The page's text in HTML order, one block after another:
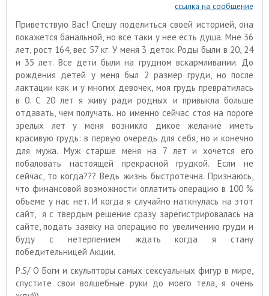
ссылка на сообщение
Приветствую Вас! Спешу поделиться своей историей, она
покажется банальной, но все таки у нее есть душа. Мне 36
лет, рост 164, вес 57 кг. У меня 3 деток. Роды были в 20, 24
и 35 лет. Все дети были на грудном вскармливании. До
рождения детей у меня был 2 размер груди, но после
лактации как и у многих девочек, моя грудь превратилась
в 0. С 20 лет я живу ради родных и привыкла больше
отдавать, чем получать. но именно сейчас стоя на пороге
зрелых лет у меня возникло дикое желание иметь
красивую грудь: в первую очередь для себя, но и конечно
для мужа. Муж старше меня на 7 лет и хочется его
побаловать настоящей прекрасной грудкой. Если не
сейчас, то когда??? Ведь жизнь быстротечна. Признаюсь,
что финансовой возможности оплатить операцию в 100 %
объеме у нас нет. И когда я случайно наткнулась на этот
сайт, я с твердым решение сразу зарегистрировалась на
сайте, подать заявку на операцию по увеличению груди и
буду с нетерпением ждать когда я стану
победительницей Акции.
Р.S/ О Боги и скульпторы самых сексуальных фигур в мире,
спустите свои волшебные руки до моего тела, я очень